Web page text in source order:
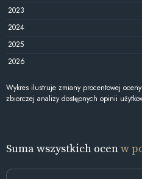
2023
2024
2025
2026
Wykres ilustruje zmiany procentowej
zbiorczej analizy dostępnych opinii
Suma wszystkich ocenw